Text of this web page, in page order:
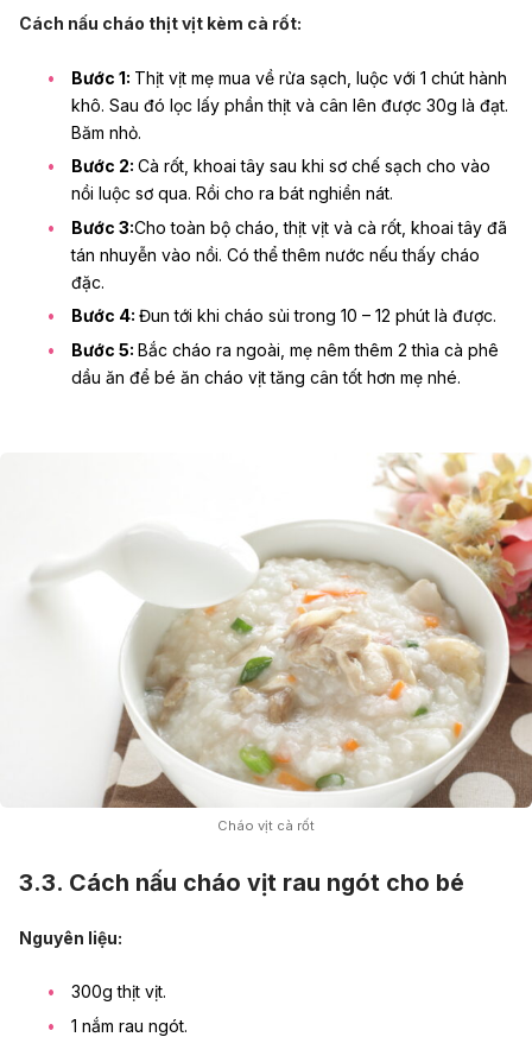
Cách nấu cháo thịt vịt kèm cà rốt:
Bước 1: Thịt vịt mẹ mua về rửa sạch, luộc với 1 chút hành
khô. Sau đó lọc lấy phần thịt và cân lên được 30g là đạt.
Băm nhỏ.
Bước 2: Cà rốt, khoai tây sau khi sơ chế sạch cho vào
nồi luộc sơ qua. Rồi cho ra bát nghiền nát.
Bước 3:Cho toàn bộ cháo, thịt vịt và cà rốt, khoai tây đã
tán nhuyễn vào nồi. Có thể thêm nước nếu thấy cháo
đặc.
Bước 4: Đun tới khi cháo sủi trong 10 – 12 phút là được.
Bước 5: Bắc cháo ra ngoài, mẹ nêm thêm 2 thìa cà phê
dầu ăn để bé ăn cháo vịt tăng cân tốt hơn mẹ nhé.
Cháo vịt cà rốt
3.3. Cách nấu cháo vịt rau ngót cho bé
Nguyên liệu:
300g thịt vịt.
1 nắm rau ngót.